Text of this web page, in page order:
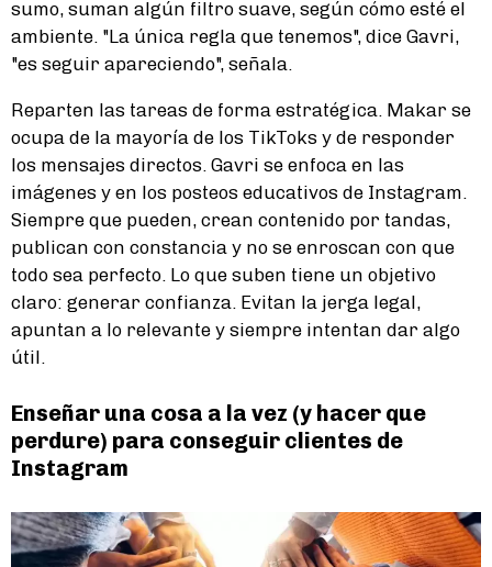
sumo, suman algún filtro suave, según cómo esté el
ambiente. "La única regla que tenemos", dice Gavri,
"es seguir apareciendo", señala.
Reparten las tareas de forma estratégica. Makar se
ocupa de la mayoría de los TikToks y de responder
los mensajes directos. Gavri se enfoca en las
imágenes y en los posteos educativos de Instagram.
Siempre que pueden, crean contenido por tandas,
publican con constancia y no se enroscan con que
todo sea perfecto. Lo que suben tiene un objetivo
claro: generar confianza. Evitan la jerga legal,
apuntan a lo relevante y siempre intentan dar algo
útil.
Enseñar una cosa a la vez (y hacer que
perdure) para conseguir clientes de
Instagram